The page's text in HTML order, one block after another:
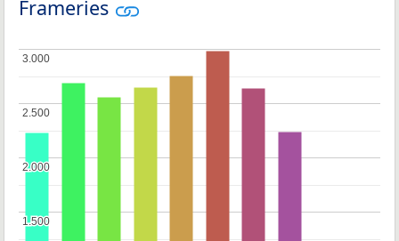
Frameries
1.500
1.500
2.000
2.000
2.500
2.500
3.000
3.000